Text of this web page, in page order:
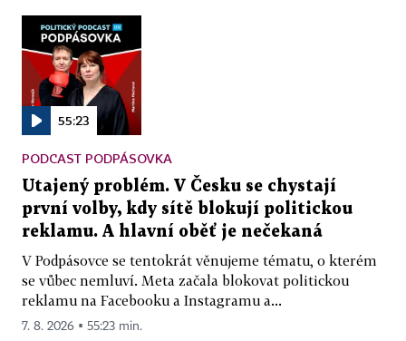
55:23
PODCAST PODPÁSOVKA
Utajený problém. V Česku se chystají
první volby, kdy sítě blokují politickou
reklamu. A hlavní oběť je nečekaná
V Podpásovce se tentokrát věnujeme tématu, o kterém
se vůbec nemluví. Meta začala blokovat politickou
reklamu na Facebooku a Instagramu a...
7. 8. 2026 ▪ 55:23 min.